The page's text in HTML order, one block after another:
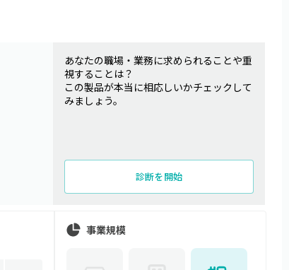
あなたの職場・業務に求められることや重
視することは？
この製品が本当に相応しいかチェックして
みましょう。
診断を開始
事業規模